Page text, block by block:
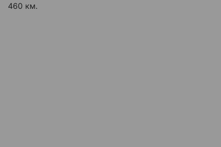
460 км.